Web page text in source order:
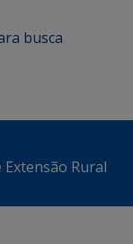
busca
Rural